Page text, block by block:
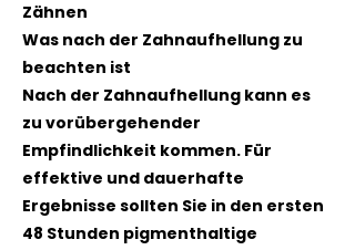
Zähnen
Was nach der Zahnaufhellung zu
beachten ist
Nach der Zahnaufhellung kann es
zu vorübergehender
Empfindlichkeit kommen. Für
effektive und dauerhafte
Ergebnisse sollten Sie in den ersten
48 Stunden pigmenthaltige